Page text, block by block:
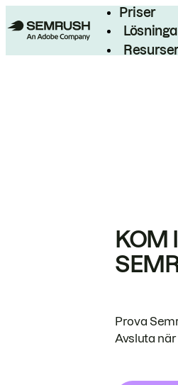
Priser
KOM
Prova
Avsluta